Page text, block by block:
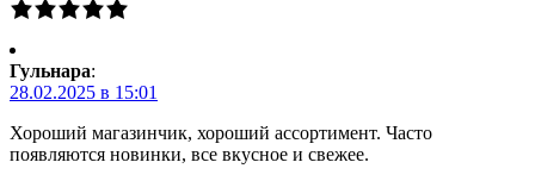
Гульнара:
28.02.2025 в 15:01
Хороший магазинчик, хороший ассортимент. Часто
появляются новинки, все вкусное и свежее.